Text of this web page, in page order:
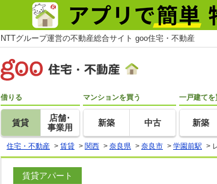
NTTグループ運営の不動産総合サイト goo住宅・不動産
借りる
賃貸
店舗･
事業用
マンションを買う
新築 中古
一戸建てを
新築
住宅・不動産 > 賃貸 > 関西 > 奈良県 > 奈良市 > 学園前駅 >
賃貸アパート